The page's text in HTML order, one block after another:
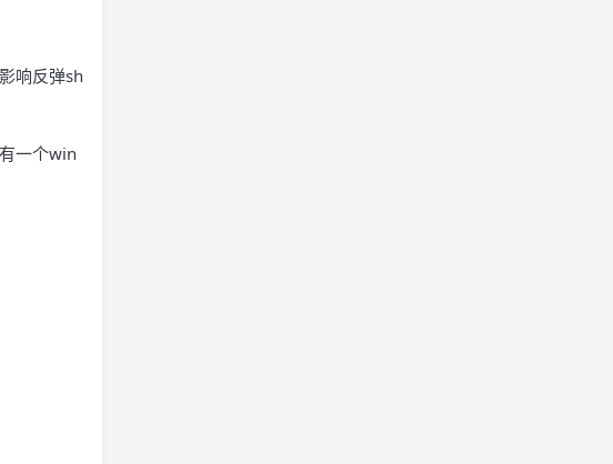
响反弹sh
一个win